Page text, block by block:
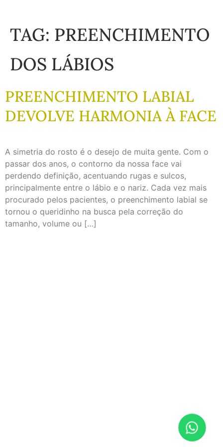
TAG: PREENCHIMENTO
DOS LÁBIOS
PREENCHIMENTO LABIAL
DEVOLVE HARMONIA À FACE
A simetria do rosto é o desejo de muita gente. Com o
passar dos anos, o contorno da nossa face vai
perdendo definição, acentuando rugas e sulcos,
principalmente entre o lábio e o nariz. Cada vez mais
procurado pelos pacientes, o preenchimento labial se
tornou o queridinho na busca pela correção do
tamanho, volume ou […]